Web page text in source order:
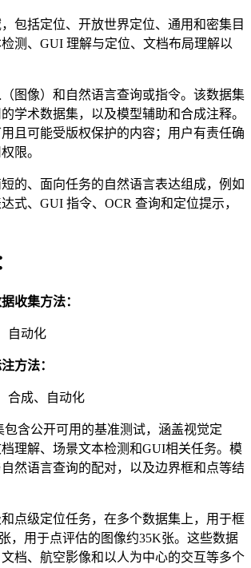
包括定位、开放世界定位、通用和密集目
测、GUI 理解与定位、文档布局理解以
图像）和自然语言查询或指令。该数据集
学术数据集，以及模型辅助和合成注释。
且可能受版权保护的内容；用户有责任确
限。
的、面向任务的自然语言表达组成，例如
式、GUI 指令、OCR 查询和定位提示，
收集方法：
自动化
方法：
合成、自动化
包含公开可用的基准测试，涵盖视觉定
理解、场景文本检测和GUI相关任务。模
然语言查询的配对，以及边界框和点等结
点级定位任务，在多个数据集上，用于框
，用于点评估的图像约35K张。这些数据
档、航空影像和以人为中心的交互等多个